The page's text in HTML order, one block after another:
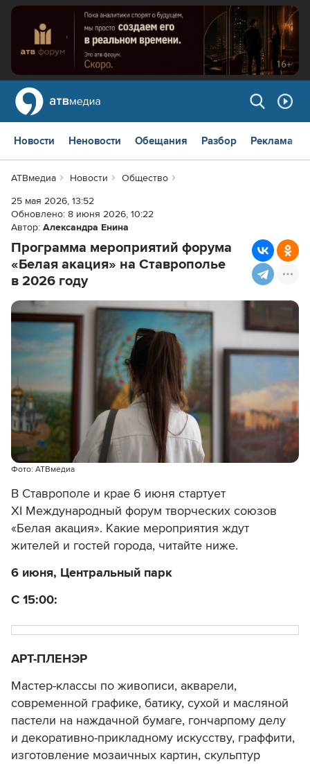
Новости Неновости Обещания Разбор Реклама
АТВмедиа Новости
Общество
25 мая 2026, 13:52
Обновлено: 8 июня 2026, 10:22
Автор: Александра Енина
Программа мероприятий форума
«Белая акация» на Ставрополье
в 2026 году
Фото: АТВмедиа
В Ставрополе и крае 6 июня стартует
XI Международный форум творческих союзов
«Белая акация». Какие мероприятия ждут
жителей и гостей города, читайте ниже.
6 июня, Центральный парк
С 15:00:
АРТ-ПЛЕНЭР
Мастер-классы по живописи, акварели,
современной графике, батику, сухой и масляной
пастели на наждачной бумаге, гончарпому делу
и декоративно-прикладному искусству, граффити,
изготовление мозаичных картин, скульптур